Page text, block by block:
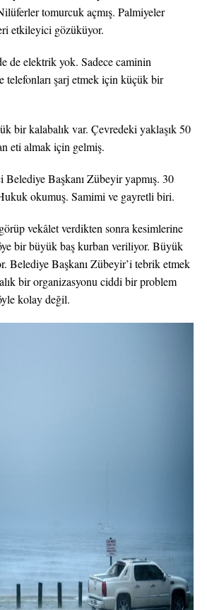
tomurcuk açmış. Palmiyeler
etkileyici gözüküyor.
de elektrik yok. Sadece caminin
telefonları şarj etmek için küçük bir
bir kalabalık var. Çevredeki yaklaşık 50
eti almak için gelmiş.
Belediye Başkanı Zübeyir yapmış. 30
okumuş. Samimi ve gayretli biri.
vekâlet verdikten sonra kesimlerine
bir büyük baş kurban veriliyor. Büyük
Belediye Başkanı Zübeyir’i tebrik etmek
bir organizasyonu ciddi bir problem
kolay değil.